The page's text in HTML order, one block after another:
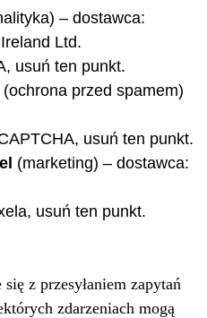
– dostawca:
Ltd.
usuń ten punkt.
(ochrona przed spamem)
usuń ten punkt.
(marketing) – dostawca:
usuń ten punkt.
z przesyłaniem zapytań
zdarzeniach mogą